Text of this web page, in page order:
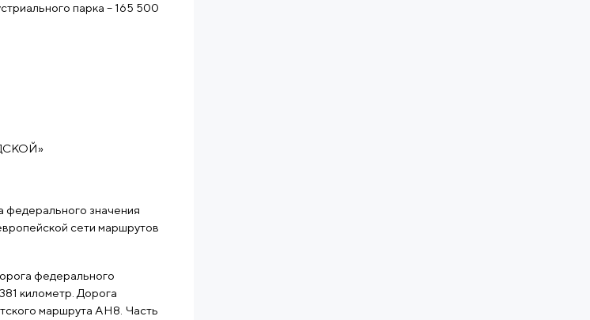
парка – 165 500
значения
сети маршрутов
федерального
километр. Дорога
маршрута AH8. Часть